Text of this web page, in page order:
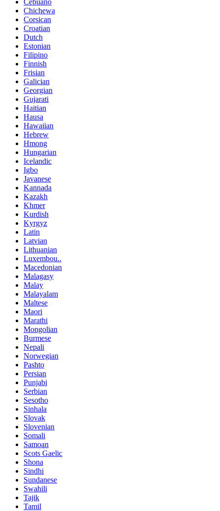
Chichewa
Corsican
Croatian
Dutch
Estonian
Filipino
Finnish
Frisian
Galician
Georgian
Gujarati
Haitian
Hausa
Hawaiian
Hebrew
Hmong
Hungarian
Icelandic
Igbo
Javanese
Kannada
Kazakh
Khmer
Kurdish
Kyrgyz
Latin
Latvian
Lithuanian
Luxembou..
Macedonian
Malagasy
Malay
Malayalam
Maltese
Maori
Marathi
Mongolian
Burmese
Nepali
Norwegian
Pashto
Persian
Punjabi
Serbian
Sesotho
Sinhala
Slovak
Slovenian
Somali
Samoan
Scots Gaelic
Shona
Sindhi
Sundanese
Swahili
Tajik
Tamil